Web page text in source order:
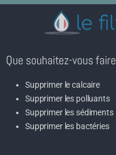
Que souhaitez-vous faire
Supprimer le calcaire
Supprimer les polluants
Supprimer les sédiments
Supprimer les bactéries